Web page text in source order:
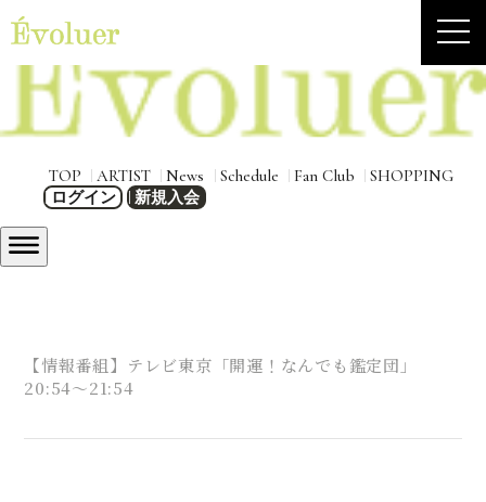
TOP ARTIST News Schedule Fan Club SHOPPING
ログイン 新規入会
【情報番組】テレビ東京「開運！なんでも鑑定団」
20:54～21:54